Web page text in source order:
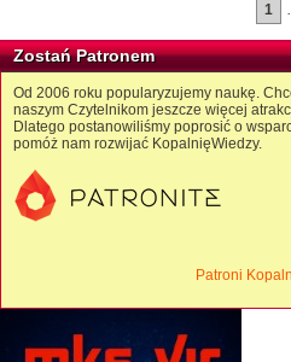
1
Zostań Patronem
Od 2006 roku popularyzujemy naukę.
naszym Czytelnikom jeszcze więcej
Dlatego postanowiliśmy poprosić o
pomóż nam rozwijać KopalnięWiedzy.
Patroni